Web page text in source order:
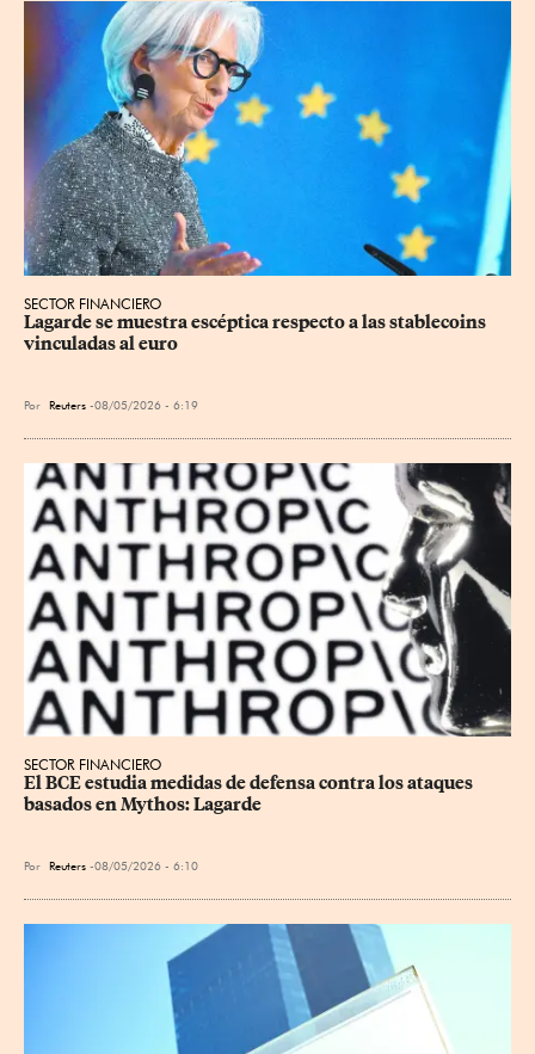
SECTOR FINANCIERO
Lagarde se muestra escéptica respecto a las stablecoins
vinculadas ⁠al euro
Por Reuters 08/05/2026 - 6:19
SECTOR FINANCIERO
El BCE estudia medidas de defensa contra los ataques
basados en Mythos: Lagarde
Por Reuters 08/05/2026 - 6:10